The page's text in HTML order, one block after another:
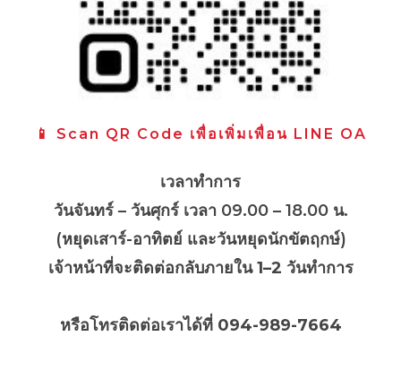
📱 Scan QR Code เพื่อเพิ่มเพื่อน LINE OA
เวลาทำการ
วันจันทร์ – วันศุกร์ เวลา 09.00 – 18.00 น.
(หยุดเสาร์-อาทิตย์ และวันหยุดนักขัตฤกษ์)
เจ้าหน้าที่จะติดต่อกลับภายใน1–2 วันทำการ
หรือโทรติดต่อเราได้ที่ 094-989-7664